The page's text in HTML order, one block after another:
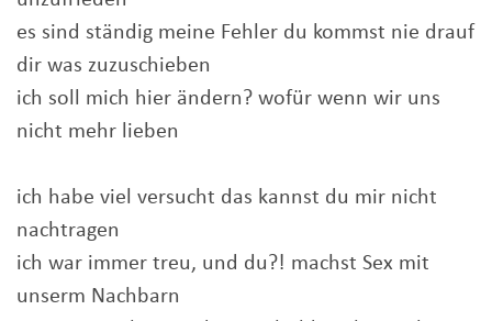
es sind ständig meine Fehler du kommst nie drauf
dir was zuzuschieben
ich soll mich hier ändern? wofür wenn wir uns
nicht mehr lieben
ich habe viel versucht das kannst du mir nicht
nachtragen
ich war immer treu, und du?! machst Sex mit
unserm Nachbarn